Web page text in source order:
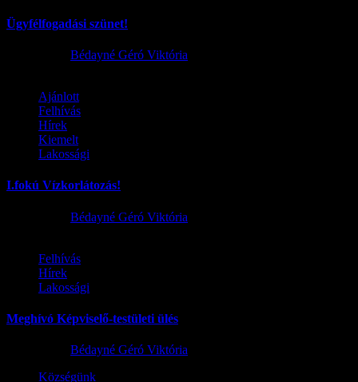
Ügyfélfogadási szünet!
Bédayné Géró Viktória
Ajánlott
Felhívás
Hírek
Kiemelt
Lakossági
I.fokú Vízkorlátozás!
Bédayné Géró Viktória
Felhívás
Hírek
Lakossági
Meghívó Képviselő-testületi ülés
Bédayné Géró Viktória
Községünk